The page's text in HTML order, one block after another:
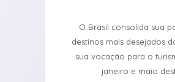
O Brasil consolida sua
destinos mais desejados
sua vocação para o
janeiro e maio